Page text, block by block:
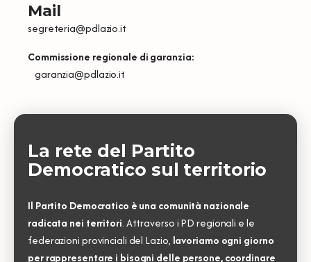
Mail
segreteria@pdlazio.it
Commissione regionale di garanzia:
garanzia@pdlazio.it
La rete del Partito
Democratico sul territorio
Il Partito Democratico è una comunità nazionale
radicata nei territori. Attraverso i PD regionali e le
federazioni provinciali del Lazio, lavoriamo ogni giorno
per rappresentare i bisogni delle persone, coordinare